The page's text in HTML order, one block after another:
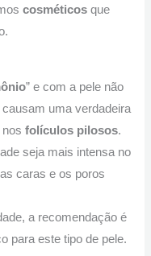
cosméticosque
” e com a pele não
uma verdadeira
nosfolículos pilosos.
seja mais intensa no
caras e os poros
a recomendação é
para este tipo de pele.